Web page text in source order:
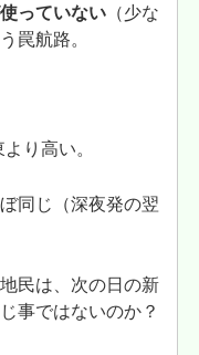
っていない （少な
罠航路。
り高い。
同じ（深夜発の翌
民は、次の日の新
事ではないのか？